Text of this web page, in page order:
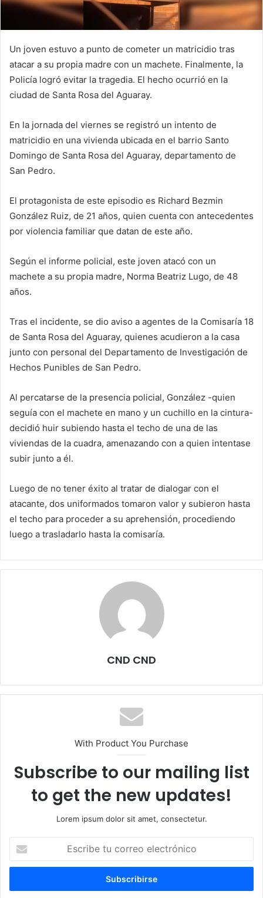
Un joven estuvo a punto de cometer un matricidio tras
atacar a su propia madre con un machete. Finalmente, la
Policía logró evitar la tragedia. El hecho ocurrió en la
ciudad de Santa Rosa del Aguaray.
En la jornada del viernes se registró un intento de
matricidio en una vivienda ubicada en el barrio Santo
Domingo de Santa Rosa del Aguaray, departamento de
San Pedro.
El protagonista de este episodio es Richard Bezmin
González Ruiz, de 21 años, quien cuenta con antecedentes
por violencia familiar que datan de este año.
Según el informe policial, este joven atacó con un
machete a su propia madre, Norma Beatriz Lugo, de 48
años.
Tras el incidente, se dio aviso a agentes de la Comisaría 18
de Santa Rosa del Aguaray, quienes acudieron a la casa
junto con personal del Departamento de Investigación de
Hechos Punibles de San Pedro.
Al percatarse de la presencia policial, González -quien
seguía con el machete en mano y un cuchillo en la cintura-
decidió huir subiendo hasta el techo de una de las
viviendas de la cuadra, amenazando con a quien intentase
subir junto a él.
Luego de no tener éxito al tratar de dialogar con el
atacante, dos uniformados tomaron valor y subieron hasta
el techo para proceder a su aprehensión, procediendo
luego a trasladarlo hasta la comisaría.
CND CND
With Product You Purchase
Subscribe to our mailing list
to get the new updates!
Lorem ipsum dolor sit amet, consectetur.
correo